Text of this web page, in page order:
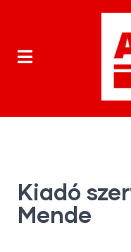
Kiadó
Mende